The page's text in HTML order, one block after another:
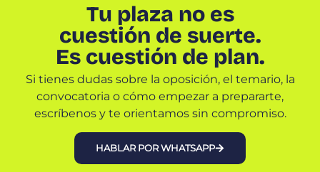
Tu plaza no es
cuestión de suerte.
Es cuestión de plan.
Si tienes dudas sobre la oposición, el temario, la
convocatoria o cómo empezar a prepararte,
escríbenos y te orientamos sin compromiso.
HABLAR POR WHATSAPP